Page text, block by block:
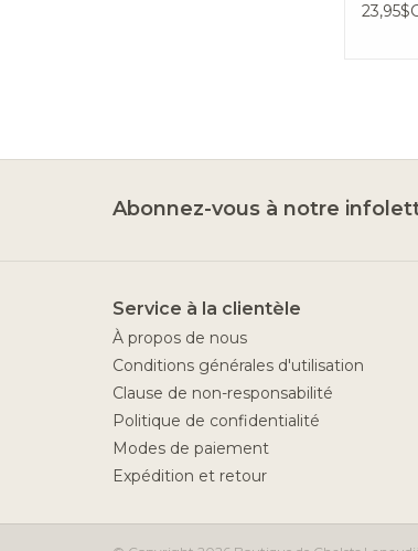
Abonnez-vous à notre
Service à la clientèle
À propos de nous
Conditions générales d'utilisation
Clause de non-responsabilité
Politique de confidentialité
Modes de paiement
Expédition et retour